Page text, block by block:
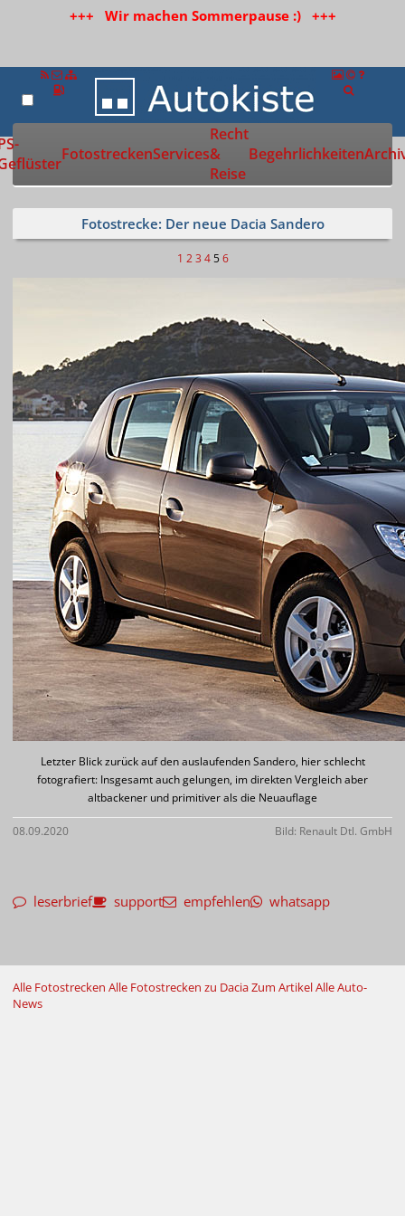
+++ Wir machen Sommerpause :) +++
Zur Startseite
FotostreckenServices
Recht
&
Reise
Begehrlichkeiten
Fotostrecke: Der neue Dacia Sandero
1 2 3 4 5 6
Letzter Blick zurück auf den auslaufenden Sandero, hier schlecht
fotografiert: Insgesamt auch gelungen, im direkten Vergleich aber
altbackener und primitiver als die Neuauflage
08.09.2020 Bild: Renault Dtl. GmbH
leserbrief support empfehlen whatsapp
Alle Fotostrecken Alle Fotostrecken zu DaciaZum ArtikelAlle Auto-
News